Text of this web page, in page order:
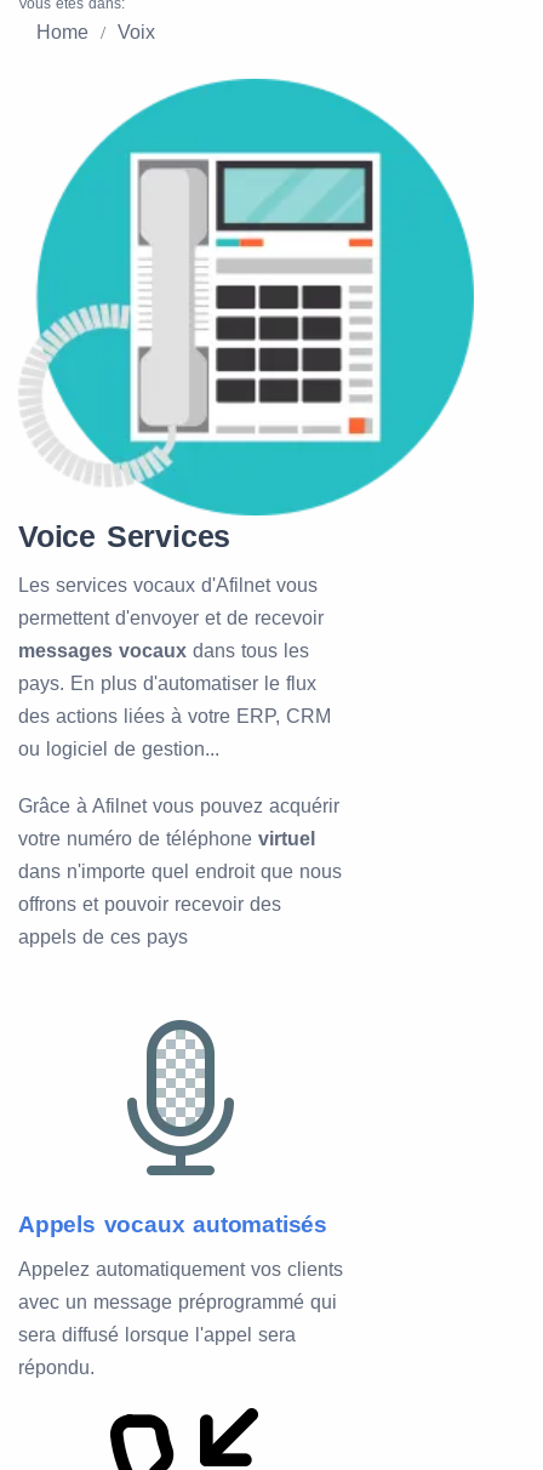
Vous êtes dans:
Home Voix
Voice Services
Les services vocaux d'Afilnet vous
permettent d'envoyer et de recevoir
messages vocaux dans tous les
pays. En plus d'automatiser le flux
des actions liées à votre ERP, CRM
ou logiciel de gestion...
Grâce à Afilnet vous pouvez acquérir
votre numéro de téléphone virtuel
dans n'importe quel endroit que nous
offrons et pouvoir recevoir des
appels de ces pays
Appels vocaux automatisés
Appelez automatiquement vos clients
avec un message préprogrammé qui
sera diffusé lorsque l'appel sera
répondu.